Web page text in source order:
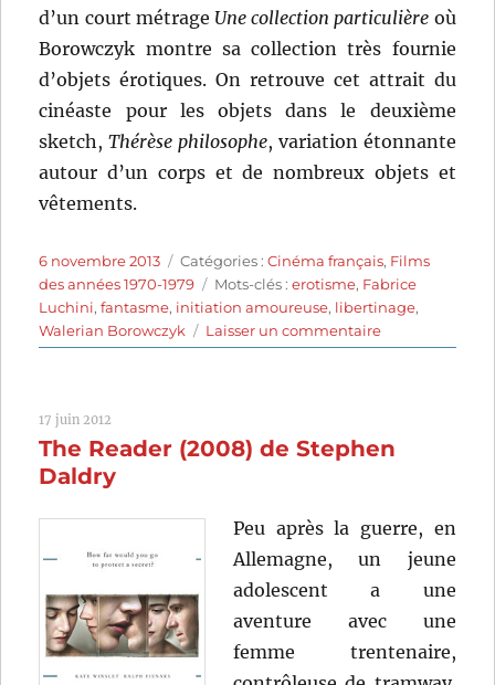
d’un court métrage Une collection particulière où
Borowczyk montre sa collection très fournie
d’objets érotiques. On retrouve cet attrait du
cinéaste pour les objets dans le deuxième
sketch,Thérèse philosophe, variation étonnante
autour d’un corps et de nombreux objets et
vêtements.
Publié
le
6 novembre 2013 Catégories
Catégories :Cinéma français, Films
des années 1970-1979
Étiquettes
Mots-clés :erotisme, Fabrice
Luchini,fantasme, initiation amoureuse, libertinage,
Walerian Borowczyk
Laisser un commentairesur
Contes
Walerian
17 juin 2012
The Reader (2008) de Stephen
Daldry
Peu après la guerre, en
Allemagne, un jeune
adolescent a une
aventure avec une
femme trentenaire,